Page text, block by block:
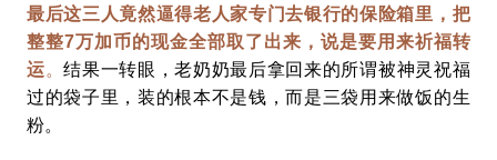
最后这三人竟然逼得老人家专门去银行的保险箱里，把
整整7万加币的现金全部取了出来，说是要用来祈福转
运。结果一转眼，老奶奶最后拿回来的所谓被神灵祝福
过的袋子里，装的根本不是钱，而是三袋用来做饭的生
粉。